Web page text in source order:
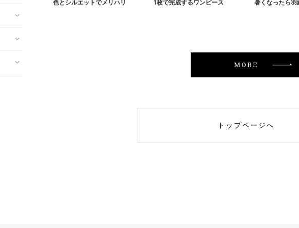
色とシルエットでメリハリ 1枚で完成するワンピース 暑くなったら羽
MORE
トップページへ